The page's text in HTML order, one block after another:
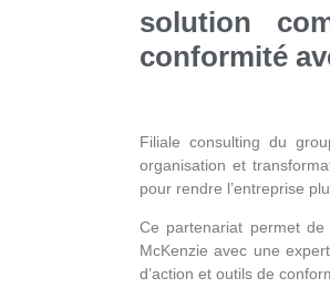
solution
conformité
Filiale consulting du
organisation et
pour rendre l’entreprise
Ce partenariat permet
McKenzie avec une
d’action et outils de